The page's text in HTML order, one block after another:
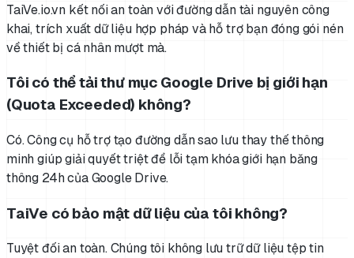
TaiVe.io.vn kết nối an toàn với đường dẫn tài nguyên công
khai, trích xuất dữ liệu hợp pháp và hỗ trợ bạn đóng gói nén
về thiết bị cá nhân mượt mà.
Tôi có thể tải thư mục Google Drive bị giới hạn
(Quota Exceeded) không?
Có. Công cụ hỗ trợ tạo đường dẫn sao lưu thay thế thông
minh giúp giải quyết triệt để lỗi tạm khóa giới hạn băng
thông 24h của Google Drive.
TaiVe có bảo mật dữ liệu của tôi không?
Tuyệt đối an toàn. Chúng tôi không lưu trữ dữ liệu tệp tin